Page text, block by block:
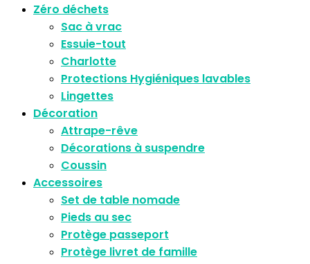
Zéro déchets
Sac à vrac
Essuie-tout
Charlotte
Protections Hygiéniques lavables
Lingettes
Décoration
Attrape-rêve
Décorations à suspendre
Coussin
Accessoires
Set de table nomade
Pieds au sec
Protège passeport
Protège livret de famille